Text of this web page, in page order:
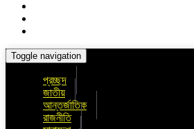
Toggle navigation
প্রচ্ছদ
জাতীয়
আন্তর্জাতিক
রাজনীতি